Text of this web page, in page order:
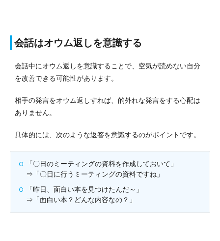
会話はオウム返しを意識する
会話中にオウム返しを意識することで、空気が読めない自分
を改善できる可能性があります。
相手の発言をオウム返しすれば、的外れな発言をする心配は
ありません。
具体的には、次のような返答を意識するのがポイントです。
「〇日のミーティングの資料を作成しておいて」
⇒「〇日に行うミーティングの資料ですね」
「昨日、面白い本を見つけたんだ～」
⇒「面白い本？どんな内容なの？」